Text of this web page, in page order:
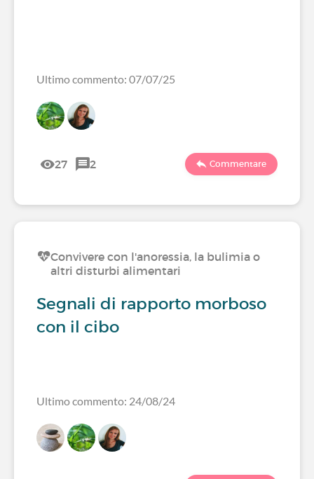
Ultimo commento: 07/07/25
27 2 Commentare
Convivere con l'anoressia, la bulimia o
altri disturbi alimentari
Segnali di rapporto morboso
con il cibo
Ultimo commento: 24/08/24